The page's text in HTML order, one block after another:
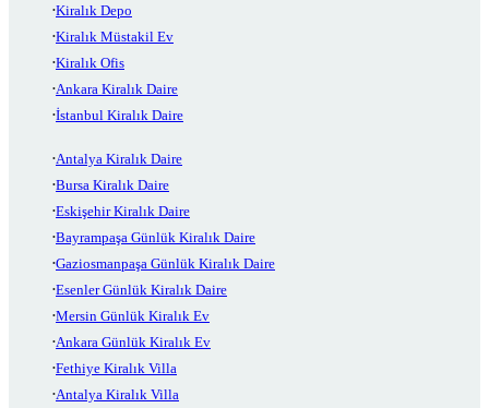
Kiralık Depo
Kiralık Müstakil Ev
Kiralık Ofis
Ankara Kiralık Daire
İstanbul Kiralık Daire
Antalya Kiralık Daire
Bursa Kiralık Daire
Eskişehir Kiralık Daire
Bayrampaşa Günlük Kiralık Daire
Gaziosmanpaşa Günlük Kiralık Daire
Esenler Günlük Kiralık Daire
Mersin Günlük Kiralık Ev
Ankara Günlük Kiralık Ev
Fethiye Kiralık Villa
Antalya Kiralık Villa